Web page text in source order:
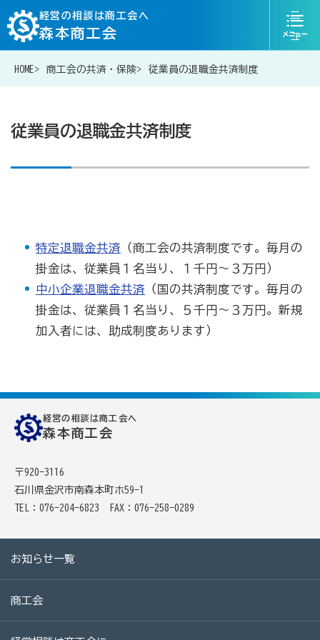
経営の相談は商工会へ
森本商工会
ニ
ュ
HOME 商工会の共済・保険 従業員の退職金共済制度
従業員の退職金共済制度
特定退職金共済 （商工会の共済制度です。毎月の
掛金は、従業員１名当り、１千円～３万円）
中小企業退職金共済 （国の共済制度です。毎月の
掛金は、従業員１名当り、５千円～３万円。新規
加入者には、助成制度あります）
経営の相談は商工会へ
森本商工会
〒920-3116
石川県金沢市南森本町ホ59-1
TEL：076-204-6823
FAX：076-258-0289
お知らせ一覧
商工会
お問い合わせ 076-204-6823
商工会が扱う融資・金融制度
令和6年能登半島地震等災害に関する支援情報
一つの掛金で貯蓄・生命保障・融資の3つの備え（商工
死亡保険金(最高6千万円)の掛捨共済・福祉共済「生
石川県中小企業共済協同組合(傷害共済・自動車事故費
用共済）
経営者の退職金制度（小規模企業共済）
取引先の破たんによる連鎖倒産を防ぐ（中小企業倒産防
止共済）